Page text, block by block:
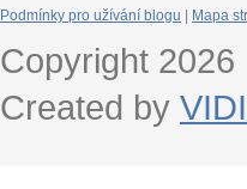
Podmínky pro užívání blogu Mapa
Copyright 2026
Created by